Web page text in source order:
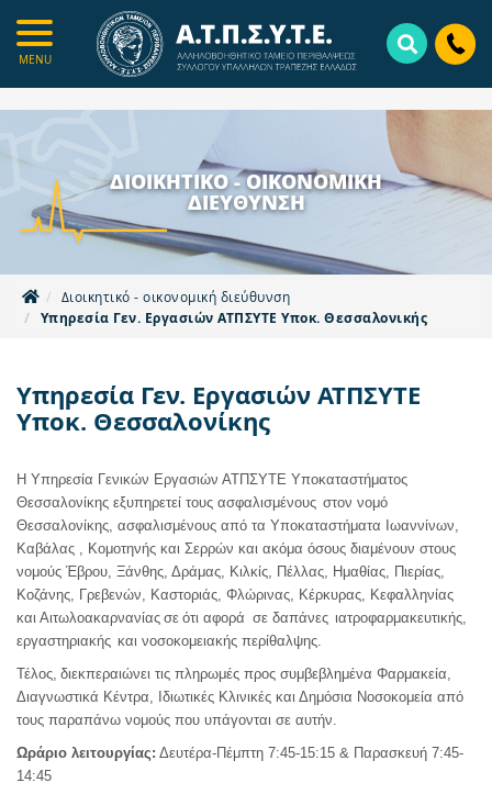
main
MENU
ΔΙΟΙΚΗΤΙΚΟ - ΟΙΚΟΝΟΜΙΚΗ
ΔΙΕΥΘΥΝΣΗ
Διοικητικό - οικονομική διεύθυνση
Υπηρεσία Γεν. Εργασιών ΑΤΠΣΥΤΕ Υποκ. Θεσσαλονικής
Υπηρεσία Γεν. Εργασιών ΑΤΠΣΥΤΕ
Υποκ. Θεσσαλονίκης
Η Υπηρεσία Γενικών Εργασιών ΑΤΠΣΥΤΕ Υποκαταστήματος
Θεσσαλονίκης εξυπηρετεί τους ασφαλισμένους στον νομό
Θεσσαλονίκης, ασφαλισμένους από τα Υποκαταστήματα Ιωαννίνων,
Καβάλας , Κομοτηνής και Σερρών και ακόμα όσους διαμένουν στους
νομούς Έβρου, Ξάνθης, Δράμας, Κιλκίς, Πέλλας, Ημαθίας, Πιερίας,
Κοζάνης, Γρεβενών, Καστοριάς, Φλώρινας, Κέρκυρας, Κεφαλληνίας
και Αιτωλοακαρνανίας σε ότι αφορά σε δαπάνες ιατροφαρμακευτικής,
εργαστηριακής και νοσοκομειακής περίθαλψης.
Τέλος, διεκπεραιώνει τις πληρωμές προς συμβεβλημένα Φαρμακεία,
Διαγνωστικά Κέντρα, Ιδιωτικές Κλινικές και Δημόσια Νοσοκομεία από
τους παραπάνω νομούς που υπάγονται σε αυτήν.
Ωράριο λειτουργίας: Δευτέρα-Πέμπτη 7:45-15:15 & Παρασκευή 7:45-
14:45